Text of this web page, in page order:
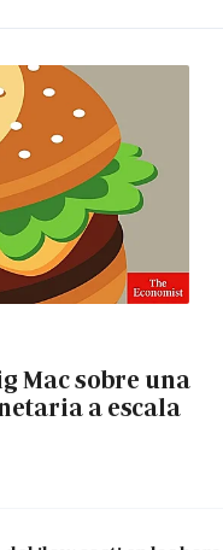
Mac sobre una
a escala